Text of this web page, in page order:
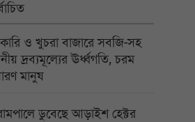
ও খুচরা বাজারে সবজি-সহ
দ্রব্যমূল্যের ঊর্ধ্বগতি, চরম
মানুষ
রামপালে ডুবেছে আড়াইশ হেক্টর